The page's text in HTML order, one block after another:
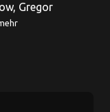
Gregor